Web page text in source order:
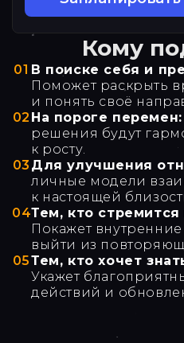
Кому
01 В поиске себя и
Поможет раскрыть
и понять своё
02 На пороге перемен:
решения будут
к росту.
03 Для улучшения
личные модели
к настоящей
04Тем, кто стремится
Покажет
выйти из
05Тем, кто хочет
Укажет
действий и